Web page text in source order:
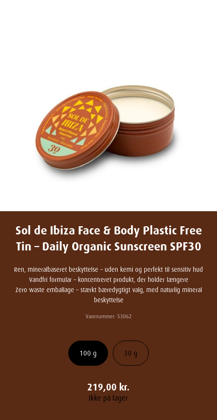
Sol de Ibiza Face & Body Plastic Free
Tin – Daily Organic Sunscreen SPF30
Ren, mineralbaseret beskyttelse – uden kemi og perfekt til sensitiv hud
Vandfri formular – koncentreret produkt, der holder længere
Zero waste emballage – stærkt bæredygtigt valg, med naturlig mineral
beskyttelse
Varenummer: 53062
100 g 30 g
219,00 kr.
Ikke på lager